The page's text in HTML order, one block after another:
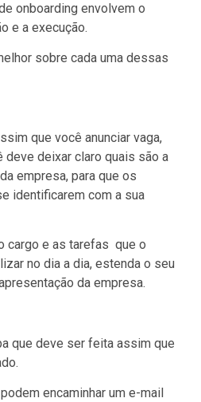
onboarding envolvem o
e a execução.
sobre cada uma dessas
que você anunciar vaga,
deixar claro quais são a
empresa, para que os
identificarem com a sua
cargo e as tarefas que o
no dia a dia, estenda o seu
da empresa.
que deve ser feita assim que
encaminhar um e-mail